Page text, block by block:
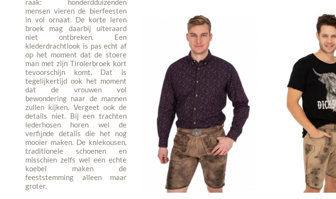
raak: honderdduizenden
mensen vieren de bierfeesten
in vol ornaat. De korte leren
broek mag daarbij uiteraard
niet ontbreken. Een
klederdrachtlook is pas echt af
op het moment dat de stoere
man met zijn Tirolerbroek kort
tevoorschijn komt. Dat is
tegelijkertijd ook het moment
dat de vrouwen vol
bewondering naar de mannen
zullen kijken. Vergeet ook de
details niet. Bij een trachten
lederhosen horen wel de
verfijnde details die het nog
mooier maken. De kniekousen,
traditionele schoenen en
misschien zelfs wel een echte
koebel maken de
feeststemming alleen maar
groter.